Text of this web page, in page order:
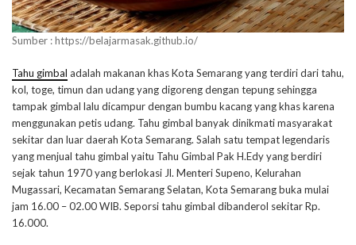
Sumber : https://belajarmasak.github.io/
Tahu gimbal adalah makanan khas Kota Semarang yang terdiri dari tahu,
kol, toge, timun dan udang yang digoreng dengan tepung sehingga
tampak gimbal lalu dicampur dengan bumbu kacang yang khas karena
menggunakan petis udang. Tahu gimbal banyak dinikmati masyarakat
sekitar dan luar daerah Kota Semarang. Salah satu tempat legendaris
yang menjual tahu gimbal yaitu Tahu Gimbal Pak H.Edy yang berdiri
sejak tahun 1970 yang berlokasi Jl. Menteri Supeno, Kelurahan
Mugassari, Kecamatan Semarang Selatan, Kota Semarang buka mulai
jam 16.00 – 02.00 WIB. Seporsi tahu gimbal dibanderol sekitar Rp.
16.000.